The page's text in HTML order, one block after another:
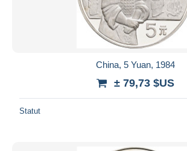
Appliquer
China, 5 Yuan, 1984
± 79,73 $US
Statut